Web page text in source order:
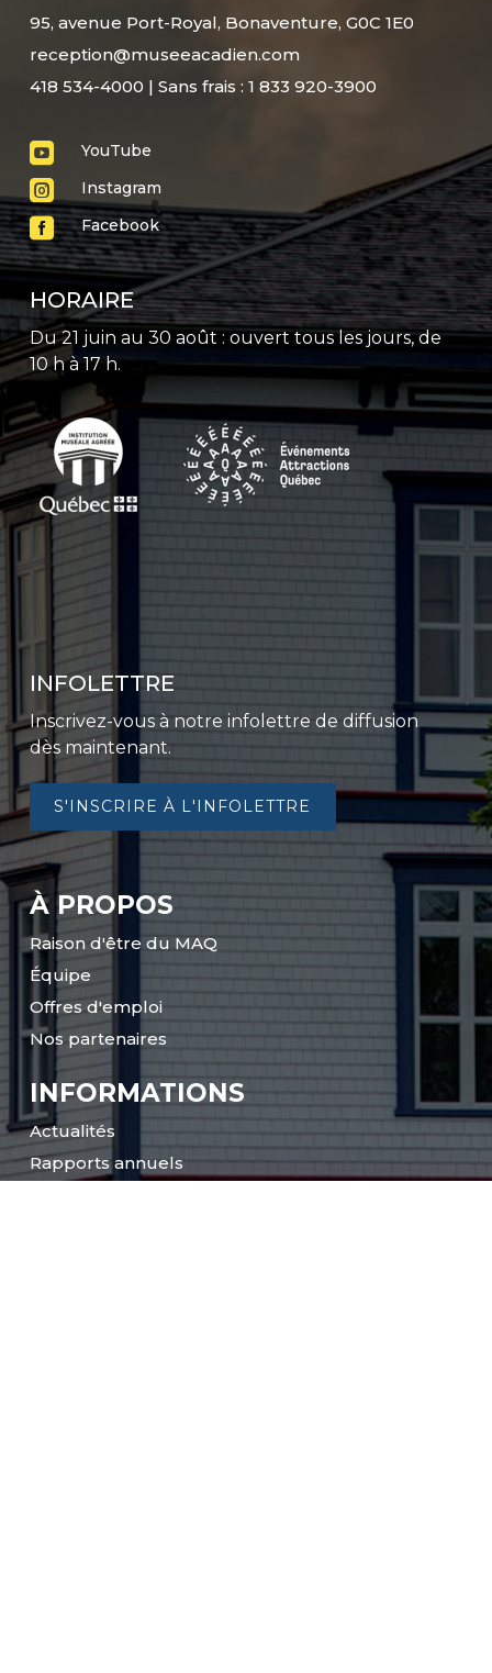
95, avenue Port-Royal, Bonaventure, G0C 1E0
reception@museeacadien.com
418 534-4000 | Sans frais : 1 833 920-3900
 YouTube
 Instagram
 Facebook
HORAIRE
Du 21 juin au 30 août : ouvert tous les jours, de
10 h à 17 h.
INFOLETTRE
Inscrivez-vous à notre infolettre de diffusion
dès maintenant.
S'INSCRIRE À L'INFOLETTRE
À PROPOS
Raison d'être du MAQ
Équipe
Offres d'emploi
Nos partenaires
INFORMATIONS
Actualités
Rapports annuels